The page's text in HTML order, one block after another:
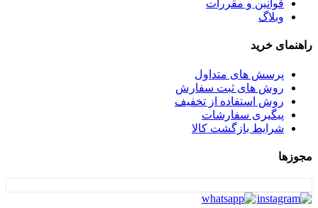
قوانین و مقررات
وبلاگ
راهنمای خرید
پرسش های متداول
روش های ثبت سفارش
روش استفاده از تخفیف
پیگیری سفارشات
شرایط بازگشت کالا
مجوزها